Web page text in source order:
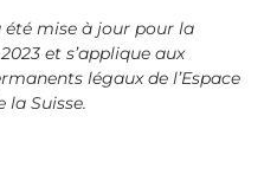
été mise à jour pour la
et s’applique aux
légaux de l’Espace
la Suisse.